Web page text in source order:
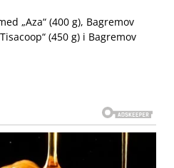
„Aza“ (400 g), Bagremov
(450 g) i Bagremov